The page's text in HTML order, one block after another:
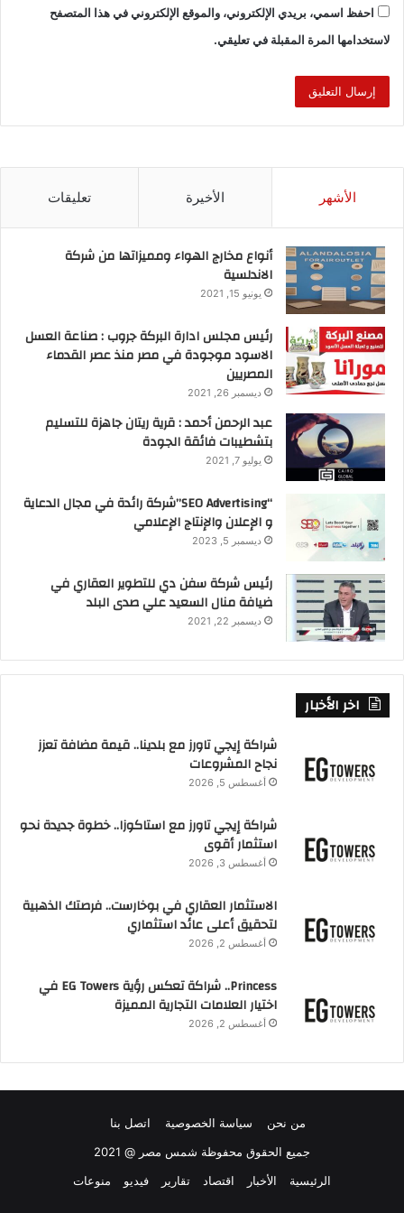
احفظ اسمي، بريدي الإلكتروني، والموقع الإلكتروني في هذا المتصفح
لاستخدامها المرة المقبلة في تعليقي.
الأشهر الأخيرة تعليقات
أنواع مخارج الهواء ومميزاتها من شركة
الاندلسية
يونيو 15, 2021
رئيس مجلس ادارة البركة جروب : صناعة العسل
الاسود موجودة في مصر منذ عصر القدماء
المصريين
ديسمبر 26, 2021
عبد الرحمن أحمد : قرية ريتان جاهزة للتسليم
بتشطيبات فائقة الجودة
يوليو 7, 2021
“SEO Advertising”شركة رائدة في مجال الدعاية
و الإعلان والإنتاج الإعلامي
ديسمبر 5, 2023
رئيس شركة سفن دي للتطوير العقاري في
ضيافة منال السعيد علي صدى البلد
ديسمبر 22, 2021
اخر الأخبار
شراكة إيجي تاورز مع بلدينا.. قيمة مضافة تعزز
نجاح المشروعات
أغسطس 5, 2026
شراكة إيجي تاورز مع استاكوزا.. خطوة جديدة نحو
استثمار أقوى
أغسطس 3, 2026
الاستثمار العقاري في بوخارست.. فرصتك الذهبية
لتحقيق أعلى عائد استثماري
أغسطس 2, 2026
Princess.. شراكة تعكس رؤية EG Towers في
اختيار العلامات التجارية المميزة
أغسطس 2, 2026
من نحن سياسة الخصوصية
اتصل بنا
جميع الحقوق محفوظة شمس مصر @ 2021
الرئيسية
الأخبار اقتصاد تقارير فيديو منوعات